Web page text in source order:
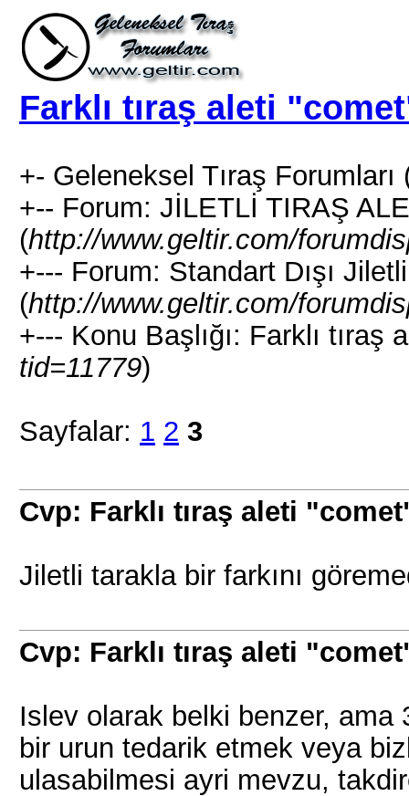
Farklı tıraş aleti
+- Geleneksel Tıraş Forumları
+-- Forum: JİLETLİ TIRAŞ
(http://www.geltir.com/
+--- Forum: Standart Dışı
(http://www.geltir.com/
+--- Konu Başlığı: Farklı tıraş
tid=11779)
Sayfalar: 1 2 3
Cvp: Farklı tıraş aleti
Jiletli tarakla bir farkını
Cvp: Farklı tıraş aleti
Islev olarak belki benzer,
bir urun tedarik etmek veya
ulasabilmesi ayri mevzu,